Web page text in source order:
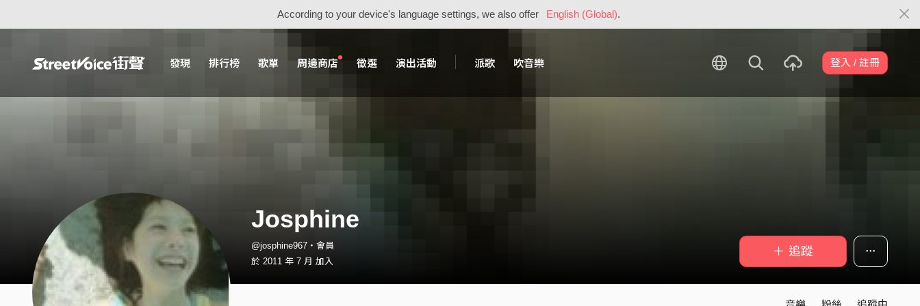
According to your device's language settings, we also offer English (Global).
發現 排行榜 歌單 周邊商店 徵選 演出活動 派歌 吹音樂 登入 / 註冊
Josphine
@josphine967・會員
於 2011 年 7 月 加入
＋ 追蹤